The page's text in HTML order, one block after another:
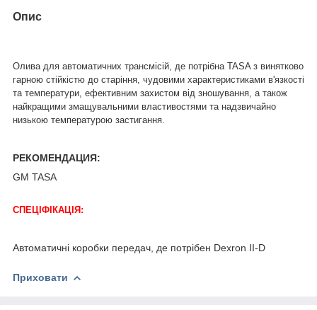
Опис
Олива для автоматичних трансмісій, де потрібна TASA з винятково
гарною стійкістю до старіння, чудовими характеристиками в'язкості
та температури, ефективним захистом від зношування, а також
найкращими змащувальними властивостями та надзвичайно
низькою температурою застигання.
РЕКОМЕНДАЦИЯ:
GM TASA
СПЕЦІФІКАЦІЯ:
Автоматичні коробки передач, де потрібен Dexron II-D
Приховати